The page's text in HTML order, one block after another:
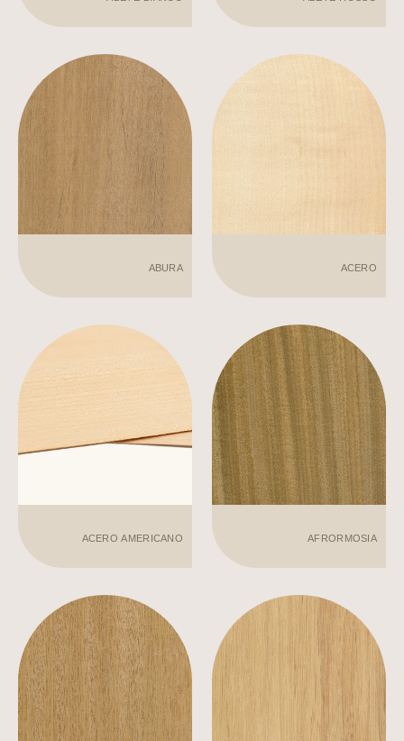
ABURA ACERO
ACERO AMERICANO AFRORMOSIA